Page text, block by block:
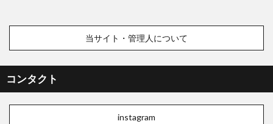
当サイト・管理人について
コンタクト
instagram